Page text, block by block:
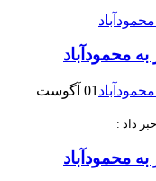
محمودآباد
01 آگوست
داد :
محمودآباد